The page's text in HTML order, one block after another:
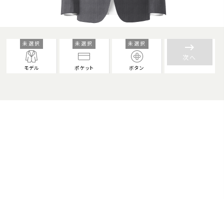
モデル
未選択
ポケット
未選択
ボタン
未選択 keyboard_backspace
次へ